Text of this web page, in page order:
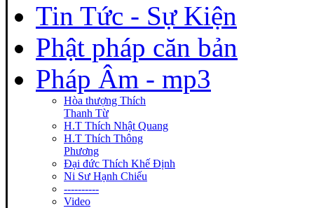
Tin Tức - Sự Kiện
Phật pháp căn bản
Pháp Âm - mp3
Hòa thượng Thích
Thanh Từ
H.T Thích Nhật Quang
H.T Thích Thông
Phương
Đại đức Thích Khế Định
Ni Sư Hạnh Chiếu
----------
Video